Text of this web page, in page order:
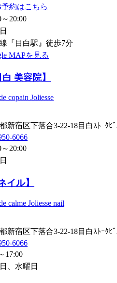
約はこちら
～20:00
『目白駅』徒歩7分
MAPを見る
美容院】
新宿区下落合3-22-18目白ｽﾄｰｸﾋ
6066
～20:00
イル】
新宿区下落合3-22-18目白ｽﾄｰｸﾋ
6066
17:00
、水曜日